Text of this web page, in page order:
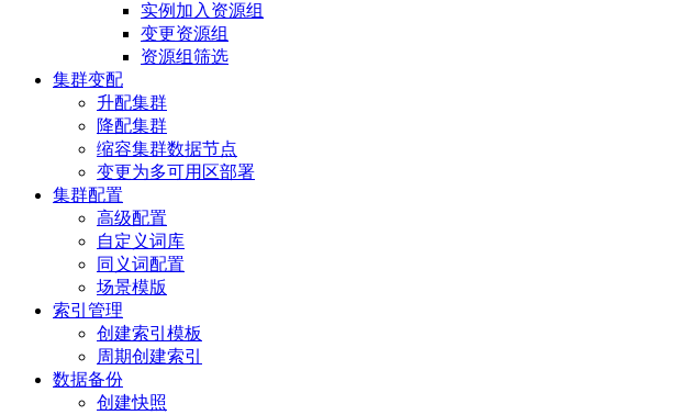
实例加入资源组
变更资源组
资源组筛选
集群变配
升配集群
降配集群
缩容集群数据节点
变更为多可用区部署
集群配置
高级配置
自定义词库
同义词配置
场景模版
索引管理
创建索引模板
周期创建索引
数据备份
创建快照